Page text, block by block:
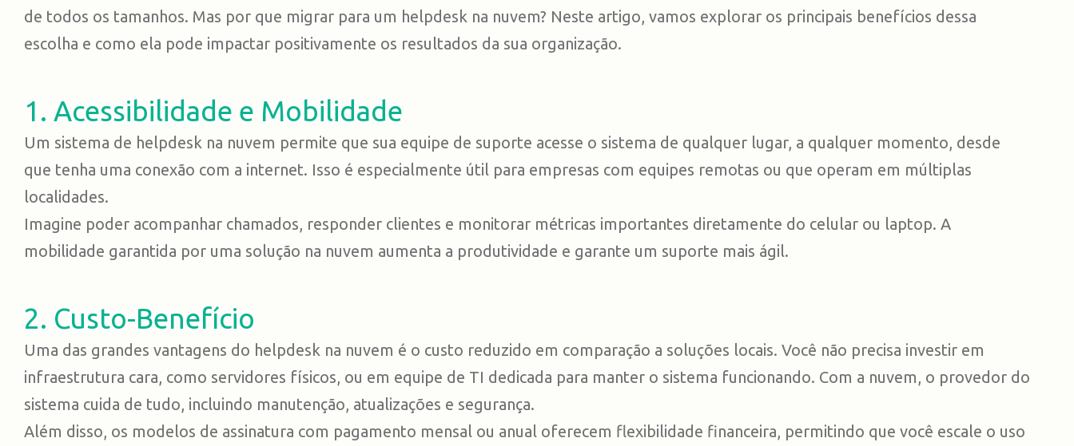
de todos os tamanhos. Mas por que migrar para um helpdesk na nuvem? Neste artigo, vamos explorar os principais benefícios dessa
escolha e como ela pode impactar positivamente os resultados da sua organização.
1. Acessibilidade e Mobilidade
Um sistema de helpdesk na nuvem permite que sua equipe de suporte acesse o sistema de qualquer lugar, a qualquer momento, desde
que tenha uma conexão com a internet. Isso é especialmente útil para empresas com equipes remotas ou que operam em múltiplas
localidades.
Imagine poder acompanhar chamados, responder clientes e monitorar métricas importantes diretamente do celular ou laptop. A
mobilidade garantida por uma solução na nuvem aumenta a produtividade e garante um suporte mais ágil.
2. Custo-Benefício
Uma das grandes vantagens do helpdesk na nuvem é o custo reduzido em comparação a soluções locais. Você não precisa investir em
infraestrutura cara, como servidores físicos, ou em equipe de TI dedicada para manter o sistema funcionando. Com a nuvem, o provedor do
sistema cuida de tudo, incluindo manutenção, atualizações e segurança.
Além disso, os modelos de assinatura com pagamento mensal ou anual oferecem flexibilidade financeira, permitindo que você escale o uso